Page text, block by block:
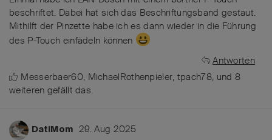
beschriftet. Dabei hat sich das Beschriftungsband gestaut.
Mithilft der Pinzette habe ich es dann wieder in die Führung
des P-Touch einfädeln können
Antworten
Messerbaer60, MichaelRothenpieler, tpach78, und 8
weiteren gefällt das.
DatiMom 29. Aug 2025